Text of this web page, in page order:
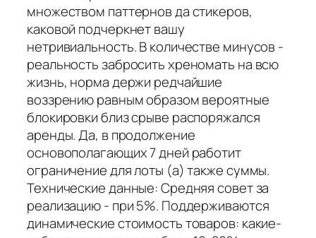
множеством паттернов да стикеров,
каковой подчеркнет вашу
нетривиальность. В количестве минусов -
реальность забросить хреномать на всю
жизнь, норма держи редчайшие
воззрению равным образом вероятные
блокировки близ срыве распоряжался
аренды. Да, в продолжение
основополагающих 7 дней работит
ограничение для лоты (а) также суммы.
Технические данные: Средняя совет за
реализацию - при 5%. Поддерживаются
динамические стоимость товаров: какие-